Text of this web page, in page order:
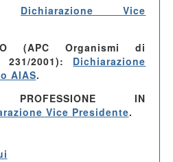
Dichiarazione Vice
(APC Organismi di
2001): Dichiarazione
AIAS.
PROFESSIONE IN
Vice Presidente.